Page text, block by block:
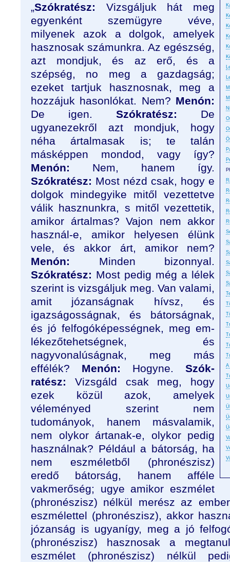
A
„Szókratész: Vizsgáljuk hát meg
egyenként szemügyre véve,
milyenek azok a dolgok, amelyek
hasznosak számunkra. Az egészség,
azt mondjuk, és az erő, és a
szépség, no meg a gazdagság;
ezeket tartjuk hasznosnak, meg a
hozzájuk hasonló­kat. Nem? Menón:
De igen. Szókratész: De
ugyanezekről azt mondjuk, hogy
néha ártalmasak is; te talán
másképpen mondod, vagy így?
Menón: Nem, hanem így.
Szókratész: Most nézd csak, hogy e
dolgok mindegyike mitől vezettetve
válik hasz­nunkra, s mitől vezettetik,
amikor ártalmas? Vajon nem akkor
használ-e, amikor helyesen élünk
vele, és akkor árt, amikor nem?
Menón: Minden bizonnyal.
Szókratész: Most pedig még a lélek
szerint is vizsgáljuk meg. Van valami,
amit józanság­nak hívsz, és
igazságosságnak, és bátorságnak,
és jó felfogóképességnek, meg em­
lékezőtehetségnek, és
nagyvonalúságnak, meg más
effélék? Menón: Hogyne. Szók­
ratész: Vizsgáld csak meg, hogy
ezek közül azok, amelyek
véleményed szerint nem
tudományok, hanem másvalamik,
nem olykor ártanak-e, olykor pedig
használnak? Például a bátorság, ha
nem eszméletből (phronészisz)
eredő bátorság, hanem afféle
vakmerő­ség; ugye amikor eszmélet
(phronészisz) nélkül merész az
eszmé­lettel (phronészisz), akkor
józanság is ugyanígy, meg a jó
(phronészisz) hasznosak a
eszmélet (phronészisz) nélkül